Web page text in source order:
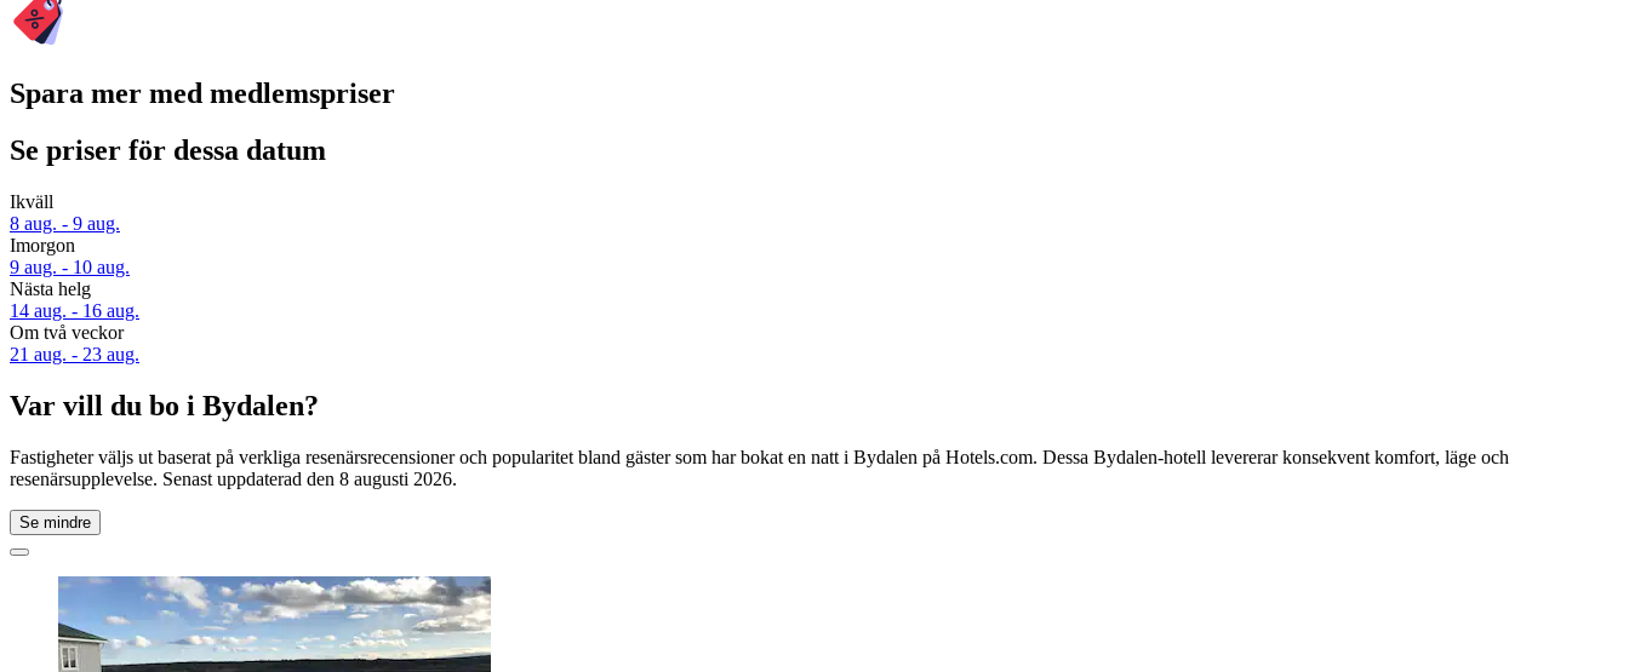
Spara mer med medlemspriser
Se priser för dessa datum
Ikväll
8 aug. - 9 aug.
Imorgon
9 aug. - 10 aug.
Nästa helg
14 aug. - 16 aug.
Om två veckor
21 aug. - 23 aug.
Var vill du bo i Bydalen?
Fastigheter väljs ut baserat på verkliga resenärsrecensioner och popularitet bland gäster som har bokat en natt i Bydalen på Hotels.com. Dessa Bydalen-hotell levererar konsekvent komfort, läge och
resenärsupplevelse. Senast uppdaterad den 8 augusti 2026.
Se mindre